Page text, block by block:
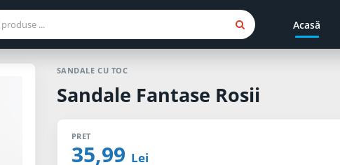
Acasă
SANDALE CU TOC
Sandale Fantase Rosii
PRET
35,99 Lei